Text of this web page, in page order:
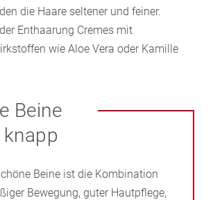
die Haare seltener und feiner.
Enthaarung Cremes mit
wie Aloe Vera oder Kamille
Beine
Beine ist die Kombination
Bewegung, guter Hautpflege,